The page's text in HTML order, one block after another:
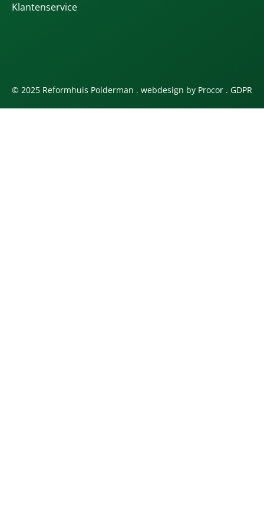
Klantenservice
© 2025 Reformhuis Polderman . webdesign by Procor . GDPR